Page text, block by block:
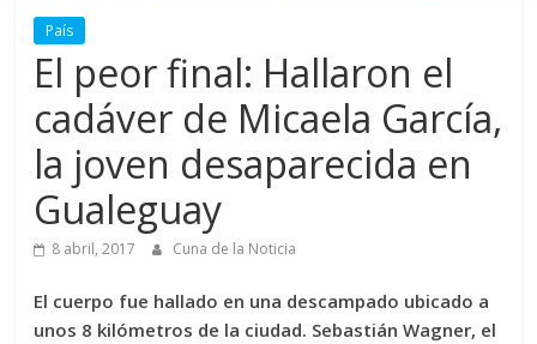
País
El peor final: Hallaron el
cadáver de Micaela García,
la joven desaparecida en
Gualeguay
8 abril, 2017 Cuna de la Noticia
El cuerpo fue hallado en una descampado ubicado a
unos 8 kilómetros de la ciudad. Sebastián Wagner, el